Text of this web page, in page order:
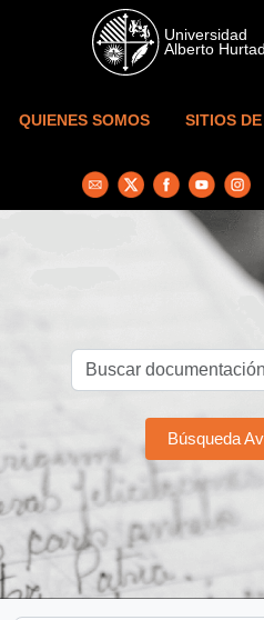
Skip to main content
QUIENES SOMOS SITIOS
Búsqueda